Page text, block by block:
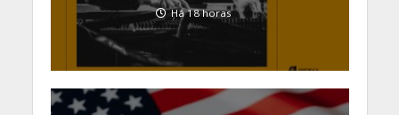
Há 18 horas